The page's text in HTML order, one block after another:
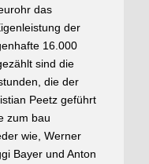
das
der
16.000
sind die
die der
Peetz geführt
zum bau
wie, Werner
Bayer und Anton